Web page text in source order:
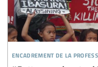
encadrement de la